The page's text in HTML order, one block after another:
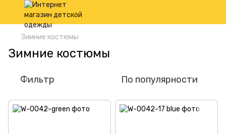
Зимние костюмы
Зимние костюмы
Фильтр По популярности